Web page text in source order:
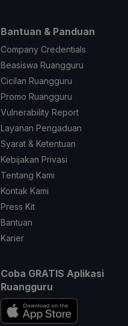
Bantuan & Panduan
Company Credentials
Beasiswa Ruangguru
Cicilan Ruangguru
Promo Ruangguru
Vulnerability Report
Layanan Pengaduan
Syarat & Ketentuan
Kebijakan Privasi
Tentang Kami
Kontak Kami
Press Kit
Bantuan
Karier
Coba GRATIS Aplikasi
Ruangguru